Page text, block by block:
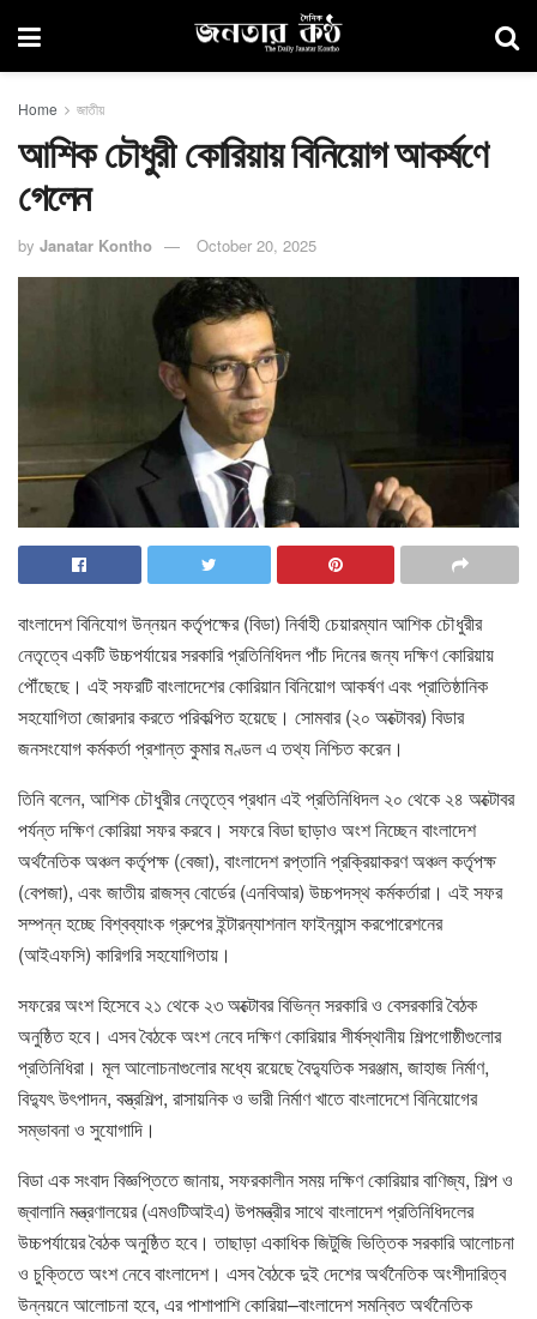
Home জাতীয়
আশিক চৌধুরী কোরিয়ায় বিনিয়োগ আকর্ষণে
গেলেন
by Janatar Kontho October 20, 2025
বাংলাদেশ বিনিযোগ উন্নয়ন কর্তৃপক্ষের (বিডা) নির্বাহী চেয়ারম্যান আশিক চৌধুরীর
নেতৃত্বে একটি উচ্চপর্যায়ের সরকারি প্রতিনিধিদল পাঁচ দিনের জন্য দক্ষিণ কোরিয়ায়
পৌঁছেছে। এই সফরটি বাংলাদেশের কোরিয়ান বিনিয়োগ আকর্ষণ এবং প্রাতিষ্ঠানিক
সহযোগিতা জোরদার করতে পরিকল্পিত হয়েছে। সোমবার (২০ অক্টোবর) বিডার
জনসংযোগ কর্মকর্তা প্রশান্ত কুমার মণ্ডল এ তথ্য নিশ্চিত করেন।
তিনি বলেন, আশিক চৌধুরীর নেতৃত্বে প্রধান এই প্রতিনিধিদল ২০ থেকে ২৪ অক্টোবর
পর্যন্ত দক্ষিণ কোরিয়া সফর করবে। সফরে বিডা ছাড়াও অংশ নিচ্ছেন বাংলাদেশ
অর্থনৈতিক অঞ্চল কর্তৃপক্ষ (বেজা), বাংলাদেশ রপ্তানি প্রক্রিয়াকরণ অঞ্চল কর্তৃপক্ষ
(বেপজা), এবং জাতীয় রাজস্ব বোর্ডের (এনবিআর) উচ্চপদস্থ কর্মকর্তারা। এই সফর
সম্পন্ন হচ্ছে বিশ্বব্যাংক গ্রুপের ইন্টারন্যাশনাল ফাইন্যান্স করপোরেশনের
(আইএফসি) কারিগরি সহযোগিতায়।
সফরের অংশ হিসেবে ২১ থেকে ২৩ অক্টোবর বিভিন্ন সরকারি ও বেসরকারি বৈঠক
অনুষ্ঠিত হবে। এসব বৈঠকে অংশ নেবে দক্ষিণ কোরিয়ার শীর্ষস্থানীয় শিল্পগোষ্ঠীগুলোর
প্রতিনিধিরা। মূল আলোচনাগুলোর মধ্যে রয়েছে বৈদ্যুতিক সরঞ্জাম, জাহাজ নির্মাণ,
বিদ্যুৎ উৎপাদন, বস্ত্রশিল্প, রাসায়নিক ও ভারী নির্মাণ খাতে বাংলাদেশে বিনিয়োগের
সম্ভাবনা ও সুযোগাদি।
বিডা এক সংবাদ বিজ্ঞপ্তিতে জানায়, সফরকালীন সময় দক্ষিণ কোরিয়ার বাণিজ্য, শিল্প ও
জ্বালানি মন্ত্রণালয়ের (এমওটিআইএ) উপমন্ত্রীর সাথে বাংলাদেশ প্রতিনিধিদলের
উচ্চপর্যায়ের বৈঠক অনুষ্ঠিত হবে। তাছাড়া একাধিক জিটুজি ভিত্তিক সরকারি আলোচনা
ও চুক্তিতে অংশ নেবে বাংলাদেশ। এসব বৈঠকে দুই দেশের অর্থনৈতিক অংশীদারিত্ব
উন্নয়নে আলোচনা হবে, এর পাশাপাশি কোরিয়া–বাংলাদেশ সমন্বিত অর্থনৈতিক